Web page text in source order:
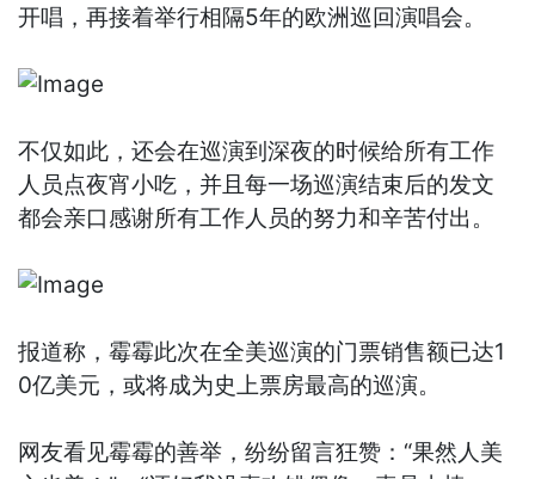
开唱，再接着举行相隔5年的欧洲巡回演唱会。
不仅如此，还会在巡演到深夜的时候给所有工作
人员点夜宵小吃，并且每一场巡演结束后的发文
都会亲口感谢所有工作人员的努力和辛苦付出。
报道称，霉霉此次在全美巡演的门票销售额已达1
0亿美元，或将成为史上票房最高的巡演。
网友看见霉霉的善举，纷纷留言狂赞：“果然人美